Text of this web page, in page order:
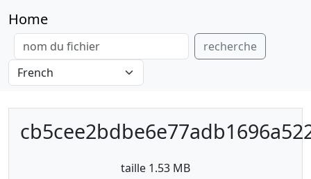
Home
recherche
taille 1.53 MB